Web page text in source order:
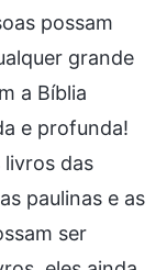
possam
grande
a Bíblia
e profunda!
livros das
paulinas e as
ser